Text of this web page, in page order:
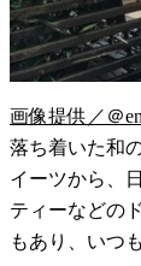
画像提供／＠
落ち着いた和
イーツから、
ティーなどの
もあり、いつ